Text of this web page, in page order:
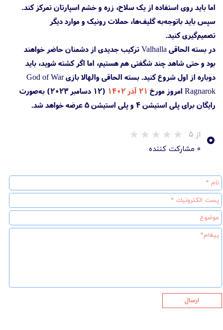
اما باید روی استفاده از یک سلاح، زره و خشم اسپارتان تمرکز کند.
سپس باید باتوجه‌به گلیف‌ها، حملات رونیک و موارد دیگر
تصمیم‌گیری کنید.
در بسته الحاقی Valhalla ترکیب جدیدی از دشمنان حاضر خواهند
بود و حتی شاهد چند شگفتی هم هستیم، اما اگر کشته شوید، باید
دوباره از اول شروع کنید. بسته الحاقی والهالا بازی God of War
Ragnarok امروز مورخ
۲۱ آذر ۱۴۰۲
(۱۲ دسامبر ۲۰۲۳) به‌صورت
رایگان برای پلی استیشن 4 و پلی استیشن 5 عرضه خواهد شد.
۰ از ۵
۰ مشارکت کننده
ارسال